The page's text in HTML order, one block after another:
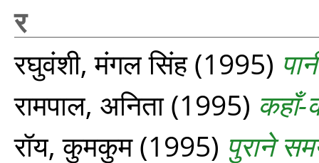
र
रघुवंशी, मंगल सिंह(1995)
रामपाल, अनिता(1995) कहाँ-
रॉय, कुमकुम(1995) पुराने